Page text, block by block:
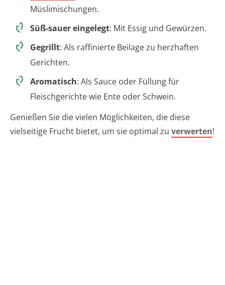
Müslimischungen.
Süß-sauer eingelegt: Mit Essig und Gewürzen.
Gegrillt: Als raffinierte Beilage zu herzhaften
Gerichten.
Aromatisch: Als Sauce oder Füllung für
Fleischgerichte wie Ente oder Schwein.
Genießen Sie die vielen Möglichkeiten, die diese
vielseitige Frucht bietet, um sie optimal zu verwerten!